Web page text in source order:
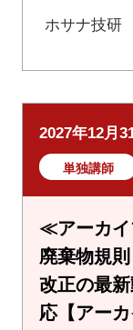
ホサナ技
2027年12月
単独講師
≪アーカイ
廃棄物規
改正の最
応【アーカ